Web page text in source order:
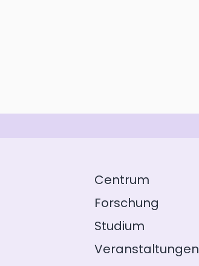
Centrum
Forschung
Studium
Veranstaltungen